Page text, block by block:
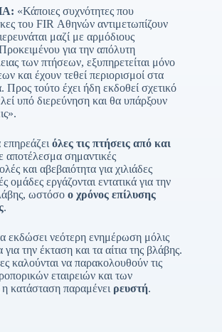
«Κάποιες συχνότητες που
του FIR Αθηνών αντιμετωπίζουν
μαζί με αρμόδιους
για την απόλυτη
των πτήσεων, εξυπηρετείται μόνο
και έχουν τεθεί περιορισμοί στα
Προς τούτο έχει ήδη εκδοθεί σχετικό
υπό διερεύνηση και θα υπάρξουν
όλες τις πτήσεις από και
αποτέλεσμα σημαντικές
και αβεβαιότητα για χιλιάδες
ομάδες εργάζονται εντατικά για την
ωστόσο ο χρόνος επίλυσης
.
νεότερη ενημέρωση μόλις
την έκταση και τα αίτια της βλάβης.
καλούνται να παρακολουθούν τις
εταιρειών και των
κατάσταση παραμένει ρευστή.